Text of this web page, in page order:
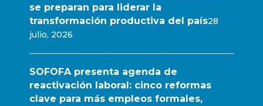
se preparan para liderar la
transformación productiva del país28
julio, 2026
SOFOFA presenta agenda de
reactivación laboral: cinco reformas
clave para más empleos formales,